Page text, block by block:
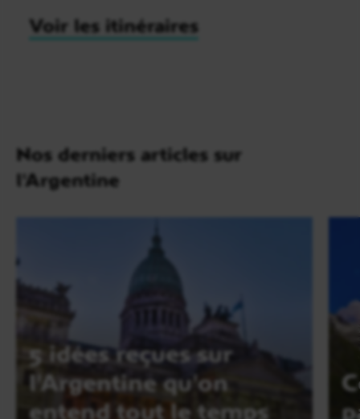
Voir les itinéraires
Nos derniers articles sur
l'Argentine
5 idées reçues sur
l'Argentine qu'on
entend tout le temps